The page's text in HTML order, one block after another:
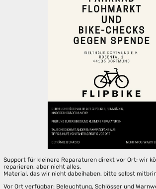
Support für kleinere Reparaturen direkt vor Ort; wir
reparieren, aber nicht alles.
Material, das wir nicht dabeihaben, bitte selbst
Vor Ort verfügbar: Beleuchtung, Schlösser und